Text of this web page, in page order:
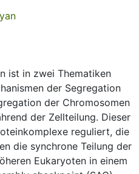
ist in zwei Thematiken
der Segregation
der Chromosomen
der Zellteilung. Dieser
reguliert, die
die synchrone Teilung der
Eukaryoten in einem